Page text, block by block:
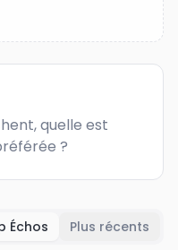
quelle est
?
Échos Plus récents